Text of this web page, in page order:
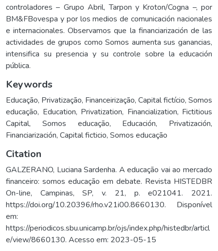
controladores – Grupo Abril, Tarpon y Kroton/Cogna –, por
BM&FBovespa y por los medios de comunicación nacionales
e internacionales. Observamos que la financiarización de las
actividades de grupos como Somos aumenta sus ganancias,
intensifica su presencia y su controle sobre la educación
pública.
Keywords
Educação, Privatização, Financeirização, Capital fictício, Somos
educação, Education, Privatization, Financialization, Fictitious
Capital, Somos educação, Educación, Privatización,
Financiarización, Capital ficticio, Somos educação
Citation
GALZERANO, Luciana Sardenha. A educação vai ao mercado
financeiro: somos educação em debate. Revista HISTEDBR
On-line, Campinas, SP, v. 21, p. e021041. 2021.
https://doi.org/10.20396/rho.v21i00.8660130. Disponível
em:
https://periodicos.sbu.unicamp.br/ojs/index.php/histedbr/articl
e/view/8660130. Acesso em: 2023-05-15